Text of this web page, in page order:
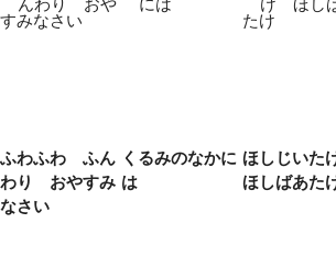
ふわふわ ふん
わり おやすみ
なさい
くるみのなかに
は
ほしじいた
ほしばあた